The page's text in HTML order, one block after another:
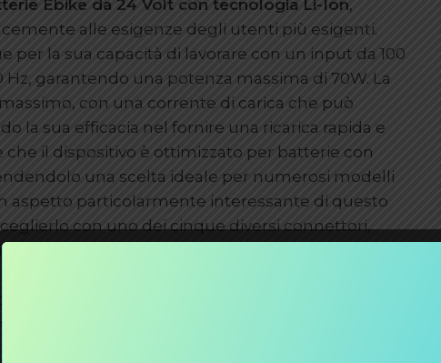
Ebike da 24 Volt con tecnologia Li-Ion,
alle esigenze degli utenti più esigenti.
per la sua capacità di lavorare con un input da 100
Hz, garantendo una potenza massima di 70W. La
con una corrente di carica che può
la sua efficacia nel fornire una ricarica rapida e
il dispositivo è ottimizzato per batterie con
una scelta ideale per numerosi modelli
aspetto particolarmente interessante di questo
con uno dei cinque diversi connettori,
ampia con diverse biciclette elettriche. Per
adeguato, il sito offre una sezione dedicata con
disponibili, permettendo agli utenti di
più adatta alle proprie necessità. In termini di
si presenta con un peso di soli 0,5 kg, garantendo